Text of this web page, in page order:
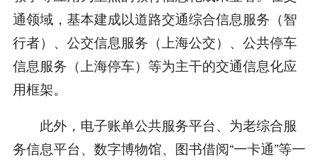
通领域，基本建成以道路交通综合信息服务（智
行者）、公交信息服务（上海公交）、公共停车
信息服务（上海停车）等为主干的交通信息化应
用框架。
此外，电子账单公共服务平台、为老综合服
务信息平台、数字博物馆、图书借阅“一卡通”等一